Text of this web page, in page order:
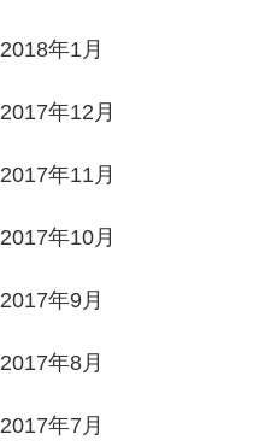
2018年1月
2017年12月
2017年11月
2017年10月
2017年9月
2017年8月
2017年7月